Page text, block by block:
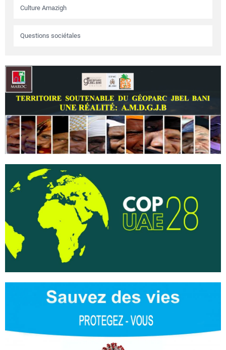
Culture Amazigh
Questions sociétales